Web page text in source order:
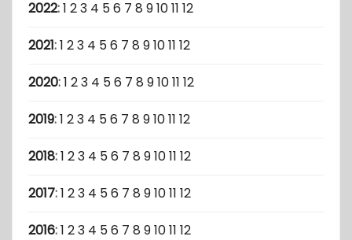
2022:1 23 4 56 7 8 91011 12
2021:1 23 4 56 7 8 91011 12
2020:1 23 4 56 7 8 91011 12
2019:1 23 4 56 7 8 91011 12
2018:1 23 4 56 7 8 91011 12
2017:1 23 4 56 7 8 91011 12
2016:1 23 4 56 7 8 91011 12